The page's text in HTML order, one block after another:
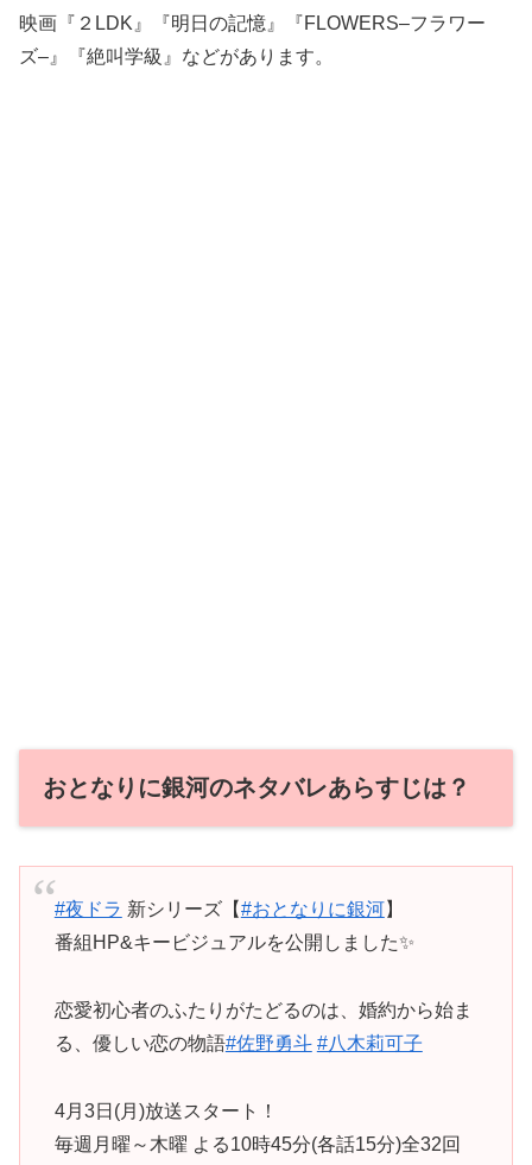
映画『２LDK』『明日の記憶』『FLOWERS–フラワー
ズ–』『絶叫学級』などがあります。
おとなりに銀河のネタバレあらすじは？
#夜ドラ 新シリーズ【#おとなりに銀河】
番組HP&キービジュアルを公開しました✨
恋愛初心者のふたりがたどるのは、婚約から始ま
る、優しい恋の物語#佐野勇斗 #八木莉可子
4月3日(月)放送スタート！
毎週月曜～木曜 よる10時45分(各話15分)全32回